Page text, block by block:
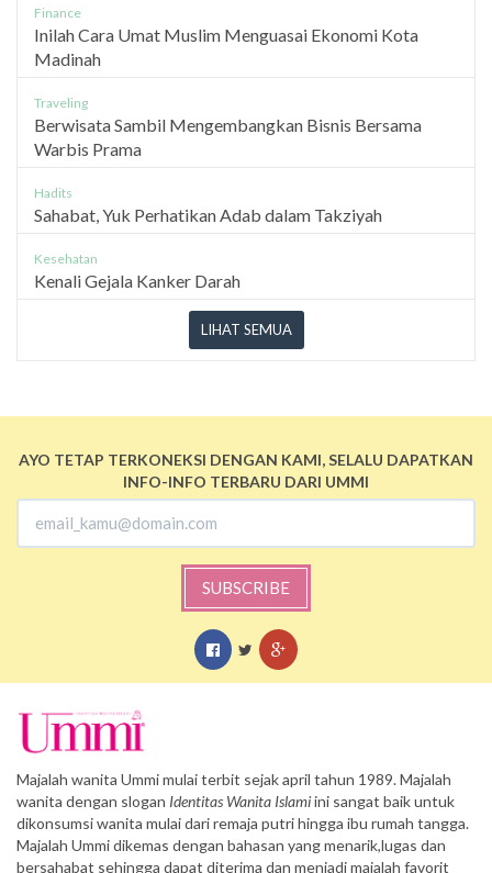
Finance
Inilah Cara Umat Muslim Menguasai Ekonomi Kota
Madinah
Traveling
Berwisata Sambil Mengembangkan Bisnis Bersama
Warbis Prama
Hadits
Sahabat, Yuk Perhatikan Adab dalam Takziyah
Kesehatan
Kenali Gejala Kanker Darah
LIHAT SEMUA
AYO TETAP TERKONEKSI DENGAN KAMI, SELALU DAPATKAN
INFO-INFO TERBARU DARI UMMI
SUBSCRIBE
Majalah wanita Ummi mulai terbit sejak april tahun 1989. Majalah
wanita dengan slogan Identitas Wanita Islamiini sangat baik untuk
dikonsumsi wanita mulai dari remaja putri hingga ibu rumah tangga.
Majalah Ummi dikemas dengan bahasan yang menarik,lugas dan
bersahabat sehingga dapat diterima dan menjadi majalah favorit